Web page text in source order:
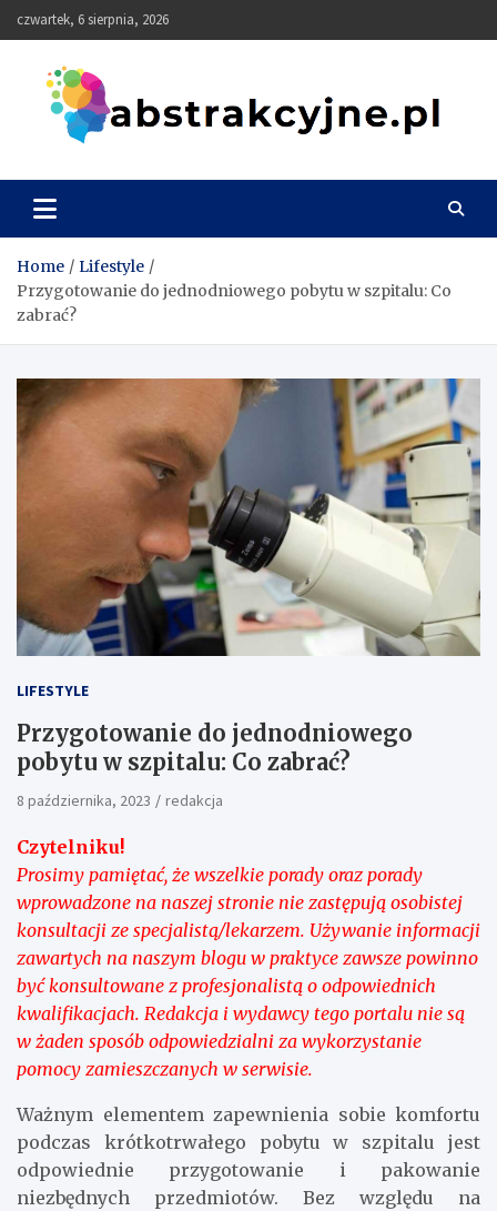
to
czwartek, 6 sierpnia, 2026
Abstrakcyjne
Home
Lifestyle
Przygotowanie do jednodniowego pobytu w szpitalu: Co
zabrać?
LIFESTYLE
Przygotowanie do jednodniowego
pobytu w szpitalu: Co zabrać?
8 października, 2023 redakcja
Czytelniku!
Prosimy pamiętać, że wszelkie porady oraz porady
wprowadzone na naszej stronie nie zastępują osobistej
konsultacji ze specjalistą/lekarzem. Używanie informacji
zawartych na naszym blogu w praktyce zawsze powinno
być konsultowane z profesjonalistą o odpowiednich
kwalifikacjach. Redakcja i wydawcy tego portalu nie są
w żaden sposób odpowiedzialni za wykorzystanie
pomocy zamieszczanych w serwisie.
Ważnym elementem zapewnienia sobie komfortu
podczas krótkotrwałego pobytu w szpitalu jest
odpowiednie przygotowanie i pakowanie
niezbędnych przedmiotów. Bez względu na